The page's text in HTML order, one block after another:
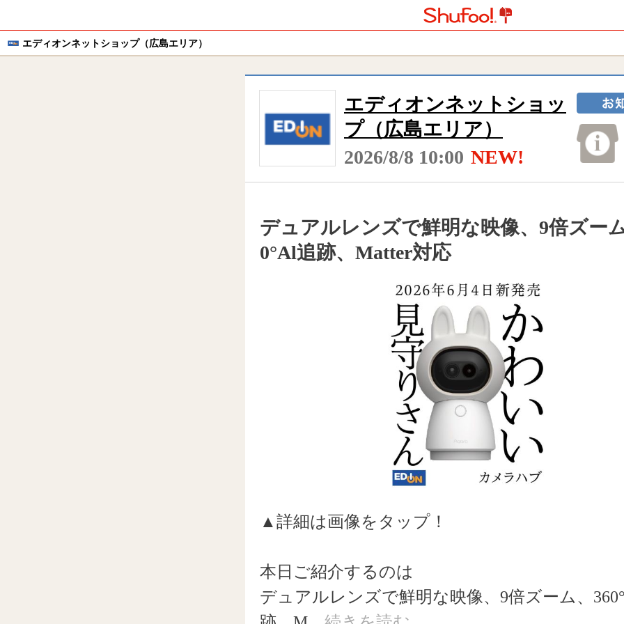
エディオンネットショップ（広島エリア）
エディオンネットショッ
プ（広島エリア）
2026/8/8 10:00 NEW!
デュアルレンズで鮮明な映像、9倍ズー
0°Al追跡、Matter対応
▲詳細は画像をタップ！
本日ご紹介するのは
デュアルレンズで鮮明な映像、9倍ズーム、